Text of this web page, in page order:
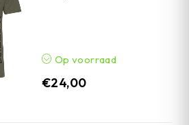
Op voorraad
€24,00